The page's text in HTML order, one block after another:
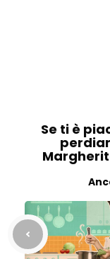
Se ti è